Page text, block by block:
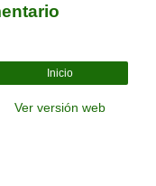
Inicio
Ver versión web